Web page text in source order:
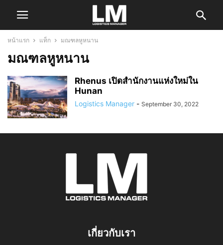
หน้าแรก แท็ก มณฑลหูหนาน
มณฑลหูหนาน
Rhenus เปิดสำนักงานแห่งใหม่ใน
Hunan
Logistics Manager - September 30, 2022
เกี่ยวกับเรา